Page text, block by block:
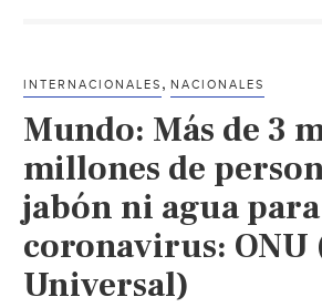
agua
constante.
viene
la
sequía.
Así
los
INTERNACIONALES ,NACIONALES
Mundo: Más de 3
millones de
jabón ni agua
coronavirus: ONU
Universal)